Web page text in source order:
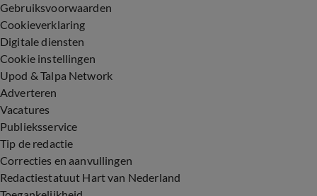
Gebruiksvoorwaarden
Cookieverklaring
Digitale diensten
Cookie instellingen
Upod & Talpa Network
Adverteren
Vacatures
Publieksservice
Tip de redactie
Correcties en aanvullingen
Redactiestatuut Hart van Nederland